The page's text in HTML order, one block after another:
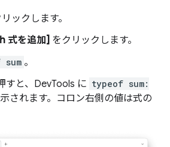
ックします。
式を追加] をクリックします。
。
すと、DevTools に typeof sum:
されます。コロン右側の値は式の